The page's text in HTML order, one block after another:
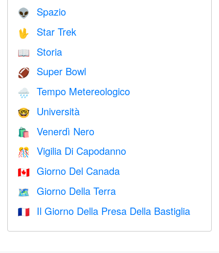
👽 Spazio
🖖 Star Trek
📖 Storia
🏈 Super Bowl
🌧 Tempo Metereologico
🤓 Università
🛍 Venerdì Nero
🎊 Vigilia Di Capodanno
🇨🇦 Giorno Del Canada
🗺️ Giorno Della Terra
🇫🇷 Il Giorno Della Presa Della Bastiglia